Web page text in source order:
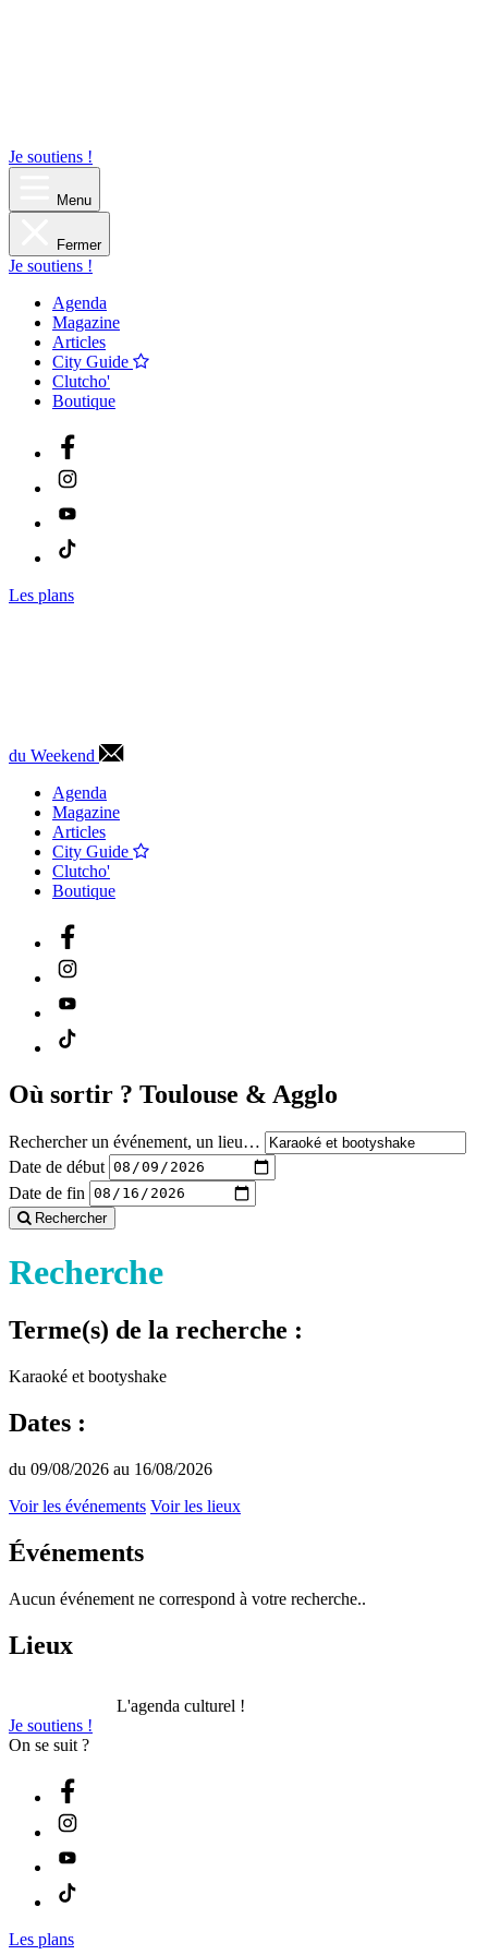
Je soutiens !
Menu
Fermer
Je soutiens !
Agenda
Magazine
Articles
City Guide
Clutcho'
Boutique
Les plans
du Weekend
Agenda
Magazine
Articles
City Guide
Clutcho'
Boutique
Où sortir ? Toulouse & Agglo
Rechercher un événement, un lieu…
Date de début
Date de fin
Rechercher
Recherche
Terme(s) de la recherche :
Karaoké et bootyshake
Dates :
du 09/08/2026 au 16/08/2026
Voir les événements Voir les lieux
Événements
Aucun événement ne correspond à votre recherche..
Lieux
L'agenda culturel !
Je soutiens !
On se suit ?
Les plans